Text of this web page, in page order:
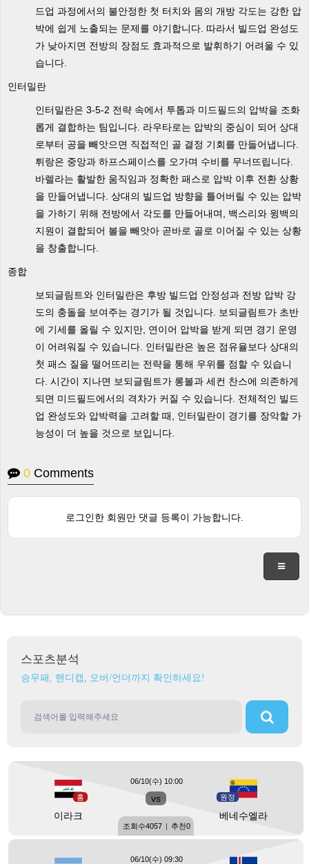
드업 과정에서의 불안정한 첫 터치와 몸의 개방 각도는 강한 압
박에 쉽게 노출되는 문제를 야기합니다. 따라서 빌드업 완성도
가 낮아지면 전방의 장점도 효과적으로 발휘하기 어려울 수 있
습니다.
인터밀란
인터밀란은 3-5-2 전략 속에서 투톱과 미드필드의 압박을 조화
롭게 결합하는 팀입니다. 라우타로는 압박의 중심이 되어 상대
로부터 공을 빼앗으면 직접적인 골 결정 기회를 만들어냅니다.
튀랑은 중앙과 하프스페이스를 오가며 수비를 무너뜨립니다.
바렐라는 활발한 움직임과 정확한 패스로 압박 이후 전환 상황
을 만들어냅니다. 상대의 빌드업 방향을 틀어버릴 수 있는 압박
을 가하기 위해 전방에서 각도를 만들어내며, 백스리와 윙백의
지원이 결합되어 볼을 빼앗아 곧바로 골로 이어질 수 있는 상황
을 창출합니다.
종합
보되글림트와 인터밀란은 후방 빌드업 안정성과 전방 압박 강
도의 충돌을 보여주는 경기가 될 것입니다. 보되글림트가 초반
에 기세를 올릴 수 있지만, 연이어 압박을 받게 되면 경기 운영
이 어려워질 수 있습니다. 인터밀란은 높은 점유율보다 상대의
첫 패스 질을 떨어뜨리는 전략을 통해 우위를 점할 수 있습니
다. 시간이 지나면 보되글림트가 롱볼과 세컨 찬스에 의존하게
되면 미드필드에서의 격차가 커질 수 있습니다. 전체적인 빌드
업 완성도와 압박력을 고려할 때, 인터밀란이 경기를 장악할 가
능성이 더 높을 것으로 보입니다.
0 Comments
로그인한 회원만 댓글 등록이 가능합니다.
스포츠분석
승무패, 핸디캡, 오버/언더까지 확인하세요!
홈
이라크
vs 원정
베네수엘라
06/10(수) 10:00
조회수4057 | 추천0
06/10(수) 09:30